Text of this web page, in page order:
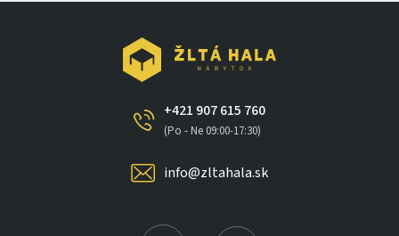
+421 907 615 760
(Po - Ne 09:00-17:30)
info@zltahala.sk